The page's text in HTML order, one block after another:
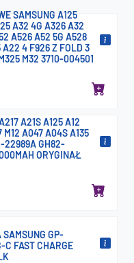
SAMSUNG A125
A32 4G A326 A32
A526 A52 5G A528
4 F926 Z FOLD 3
M32 3710-004501
A21S A125 A12
M12 A047 A04S A135
22989A GH82-
ORYGINAŁ
GP-
C FAST CHARGE